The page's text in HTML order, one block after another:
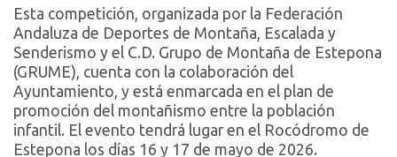
Esta competición, organizada por la Federación
Andaluza de Deportes de Montaña, Escalada y
Senderismo y el C.D. Grupo de Montaña de Estepona
(GRUME), cuenta con la colaboración del
Ayuntamiento, y está enmarcada en el plan de
promoción del montañismo entre la población
infantil. El evento tendrá lugar en el Rocódromo de
Estepona los días 16 y 17 de mayo de 2026.